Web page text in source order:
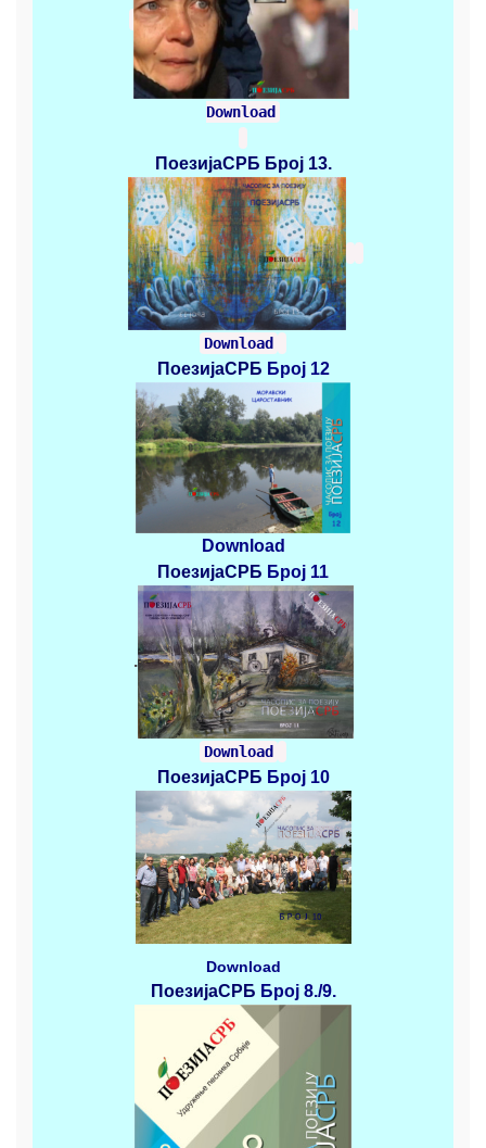
Download
ПоезијаСРБ Број 13.
Download
ПоезијаСРБ Број 12
Download
ПоезијаСРБ Број 11
.
Download
ПоезијаСРБ Број 10
Download
ПоезијаСРБ Број 8./9.